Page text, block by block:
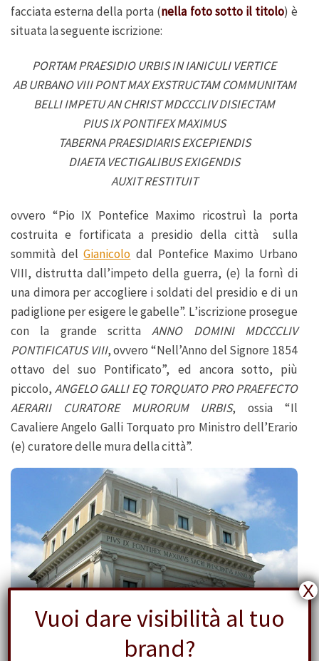
facciata esterna della porta (nella foto sotto il titolo) è
situata la seguente iscrizione:
PORTAM PRAESIDIO URBIS IN IANICULI VERTICE
AB URBANO VIII PONT MAX EXSTRUCTAM COMMUNITAM
BELLI IMPETU AN CHRIST MDCCCLIV DISIECTAM
PIUS IX PONTIFEX MAXIMUS
TABERNA PRAESIDIARIS EXCEPIENDIS
DIAETA VECTIGALIBUS EXIGENDIS
AUXIT RESTITUIT
ovvero “Pio IX Pontefice Maximo ricostruì la porta
costruita e fortificata a presidio della città sulla
sommità delGianicolo dal Pontefice Maximo Urbano
VIII, distrutta dall’impeto della guerra, (e) la fornì di
una dimora per accogliere i soldati del presidio e di un
padiglione per esigere le gabelle”. L’iscrizione prosegue
con la grande scrittaANNO DOMINI MDCCCLIV
PONTIFICATUS VIII, ovvero “Nell’Anno del Signore 1854
ottavo del suo Pontificato”, ed ancora sotto, più
piccolo, ANGELO GALLI EQ TORQUATO PRO PRAEFECTO
AERARII CURATORE MURORUM URBIS, ossia “Il
Cavaliere Angelo Galli Torquato pro Ministro dell’Erario
(e) curatore delle mura della città”.
Vuoi dare visibilità al tuo
brand?
X